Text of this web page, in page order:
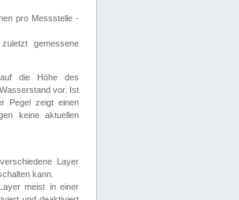
pro Messstelle -
gemessene
die Höhe des
vor. Ist
Pegel zeigt einen
keine aktuellen
Layer
kann.
meist in einer